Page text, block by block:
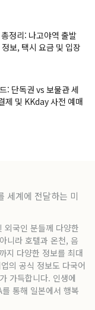
정리: 나고야역 출발
보, 택시 요금 및 입장
: 단독권 vs 보물관 세
제 및 KKday 사전 예매
세계에 전달하는 미
외국인 분들께 다양한
니라 호텔과 온천, 음
지 다양한 정보를 최대
의 공식 정보도 다국어
가득합니다. 인생에
통해 일본에서 행복